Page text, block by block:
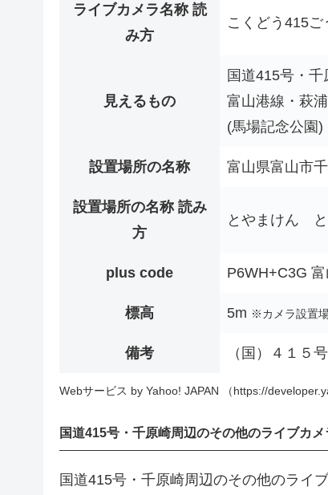
ライブカメラ名称 読
み方
こくどう415ご
見えるもの
国道415号・
富山港線・萩
(馬場記念公園
設置場所の名称 富山県富山市
設置場所の名称 読み
方
とやまけん
plus code P6WH+C3G
標高 5m ※カメラ設置
備考 （国）４１５
Webサービス by Yahoo! JAPAN （https://
国道415号・千原崎周辺のその他のライブカメ
国道415号・千原崎周辺のその他のライ